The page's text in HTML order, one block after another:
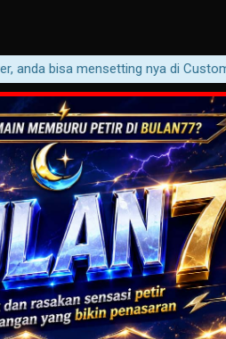
bisa mensetting nya di Customizer